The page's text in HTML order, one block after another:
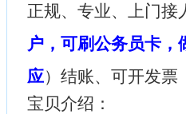
正规、专业、上门接
户，可刷公务员卡
应）结账、可开发票
宝贝介绍：